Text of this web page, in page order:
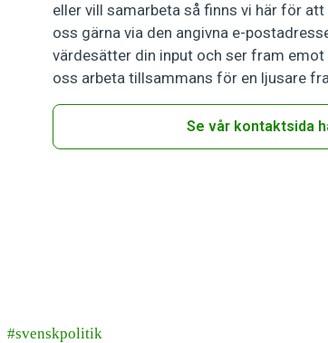
eller vill samarbeta så finns vi här för
oss gärna via den angivna e-
värdesätter din input och ser fram
oss arbeta tillsammans för en ljusare
Se vår kontaktsida
svenskpolitik